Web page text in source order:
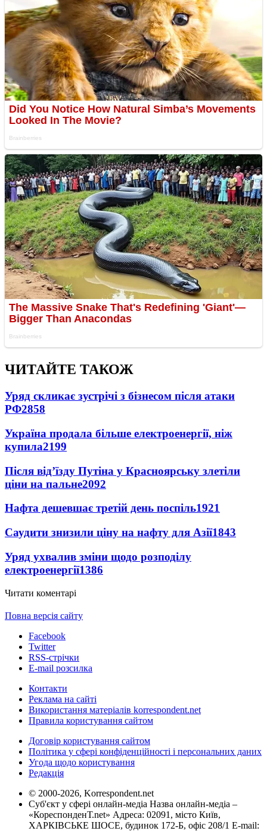
ЧИТАЙТЕ ТАКОЖ
Уряд скликає зустрічі з бізнесом після атаки
РФ2858
Україна продала більше електроенергії, ніж
купила2199
Після від’їзду Путіна у Красноярську злетіли
ціни на пальне2092
Нафта дешевшає третій день поспіль1921
Саудити знизили ціну на нафту для Азії1843
Уряд ухвалив зміни щодо розподілу
електроенергії1386
Читати коментарі
Повна версія сайту
Facebook
Twitter
RSS-стрічки
E-mail розсилка
Контакти
Реклама на сайті
Використання матеріалів korrespondent.net
Правила користування сайтом
Договір користування сайтом
Політика у сфері конфіденційності і персональних даних
Угода щодо користування
Редакція
© 2000-2026, Korrespondent.net
Суб'єкт у сфері онлайн-медіа Назва онлайн-медіа –
«КореспонденТ.net» Адреса: 02091, місто Київ,
ХАРКІВСЬКЕ ШОСЕ, будинок 172-Б, офіс 208/1 E-mail: